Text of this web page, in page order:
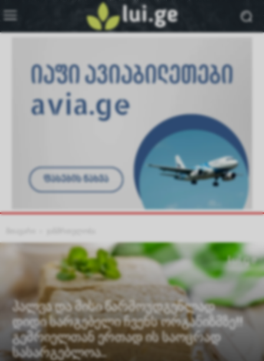
ჰალვა და მისი წარმოუდგენლად
დიდი სარგებელი ჩვენს ორგანიზმზე!!
გემრიელთან ერთად ის საოცრად
სასარგებლოა..